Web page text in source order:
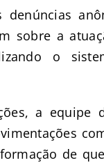
sobre a
o
a equipe
de